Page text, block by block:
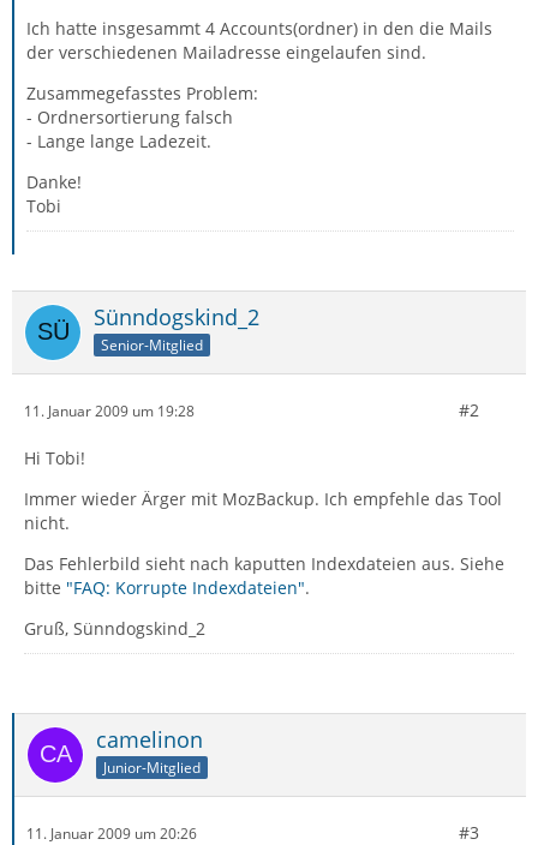
Ich hatte insgesammt 4 Accounts(ordner) in den die Mails
der verschiedenen Mailadresse eingelaufen sind.
Zusammegefasstes Problem:
- Ordnersortierung falsch
- Lange lange Ladezeit.
Danke!
Tobi
Sünndogskind_2
Senior-Mitglied
11. Januar 2009 um 19:28 #2
Hi Tobi!
Immer wieder Ärger mit MozBackup. Ich empfehle das Tool
nicht.
Das Fehlerbild sieht nach kaputten Indexdateien aus. Siehe
bitte "FAQ: Korrupte Indexdateien".
Gruß, Sünndogskind_2
camelinon
Junior-Mitglied
11. Januar 2009 um 20:26 #3